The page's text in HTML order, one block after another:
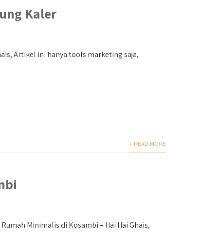
Kaler
Artikel ini hanya tools marketing saja,
+ READ MORE
Minimalis di Kosambi – Hai Hai Ghais,